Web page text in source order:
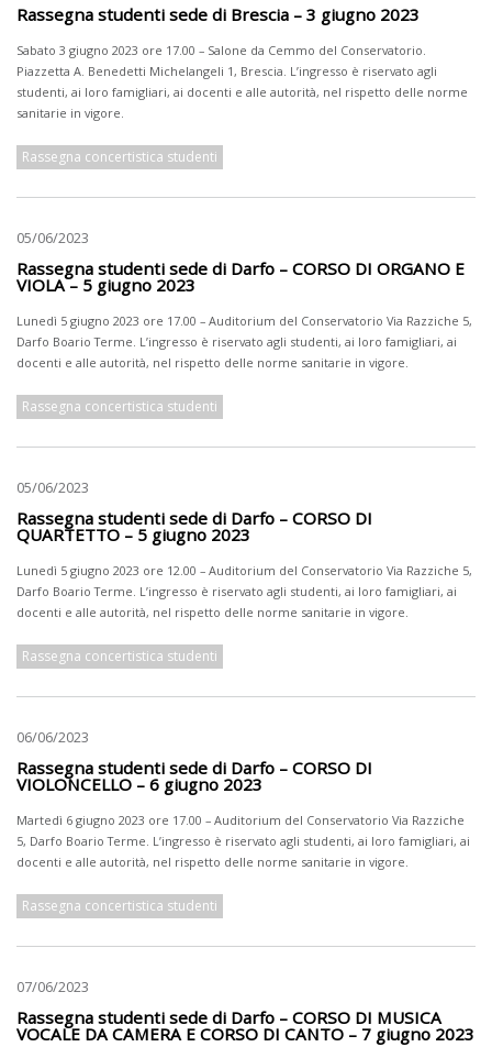
Rassegna studenti sede di Brescia – 3 giugno 2023
Sabato 3 giugno 2023 ore 17.00 – Salone da Cemmo del Conservatorio.
Piazzetta A. Benedetti Michelangeli 1, Brescia. L’ingresso è riservato agli
studenti, ai loro famigliari, ai docenti e alle autorità, nel rispetto delle norme
sanitarie in vigore.
Rassegna concertistica studenti
05/06/2023
Rassegna studenti sede di Darfo – CORSO DI ORGANO E
VIOLA – 5 giugno 2023
Lunedì 5 giugno 2023 ore 17.00 – Auditorium del Conservatorio Via Razziche 5,
Darfo Boario Terme. L’ingresso è riservato agli studenti, ai loro famigliari, ai
docenti e alle autorità, nel rispetto delle norme sanitarie in vigore.
Rassegna concertistica studenti
05/06/2023
Rassegna studenti sede di Darfo – CORSO DI
QUARTETTO – 5 giugno 2023
Lunedì 5 giugno 2023 ore 12.00 – Auditorium del Conservatorio Via Razziche 5,
Darfo Boario Terme. L’ingresso è riservato agli studenti, ai loro famigliari, ai
docenti e alle autorità, nel rispetto delle norme sanitarie in vigore.
Rassegna concertistica studenti
06/06/2023
Rassegna studenti sede di Darfo – CORSO DI
VIOLONCELLO – 6 giugno 2023
Martedì 6 giugno 2023 ore 17.00 – Auditorium del Conservatorio Via Razziche
5, Darfo Boario Terme. L’ingresso è riservato agli studenti, ai loro famigliari, ai
docenti e alle autorità, nel rispetto delle norme sanitarie in vigore.
Rassegna concertistica studenti
07/06/2023
Rassegna studenti sede di Darfo – CORSO DI MUSICA
VOCALE DA CAMERA E CORSO DI CANTO – 7 giugno 2023